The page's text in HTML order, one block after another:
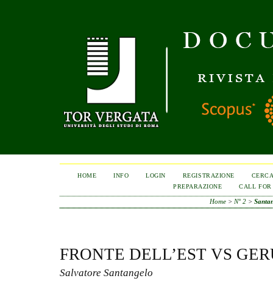
HOME INFO LOGIN REGISTRAZIONE
PREPARAZIONE
CALL FOR
Home> N° 2>
FRONTE DELL’EST VS
Salvatore Santangelo